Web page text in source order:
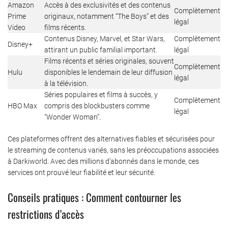
Amazon
Prime
Video
Accès à des exclusivités et des contenus
originaux, notamment “The Boys” et des
films récents.
Complètement
légal
Disney+
Contenus Disney, Marvel, et Star Wars,
attirant un public familial important.
Complètement
légal
Hulu
Films récents et séries originales, souvent
disponibles le lendemain de leur diffusion
à la télévision.
Complètement
légal
HBO Max
Séries populaires et films à succès, y
compris des blockbusters comme
“Wonder Woman”.
Complètement
légal
Ces plateformes offrent des alternatives fiables et sécurisées pour
le streaming de contenus variés, sans les préoccupations associées
à Darkiworld. Avec des millions d’abonnés dans le monde, ces
services ont prouvé leur fiabilité et leur sécurité.
Conseils pratiques : Comment contourner les
restrictions d’accès